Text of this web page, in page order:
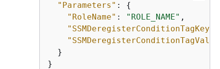
"Parameters" : {
"RoleName" : "ROLE_NAME" ,
"SSMDeregisterConditionTagKey"
  }
}